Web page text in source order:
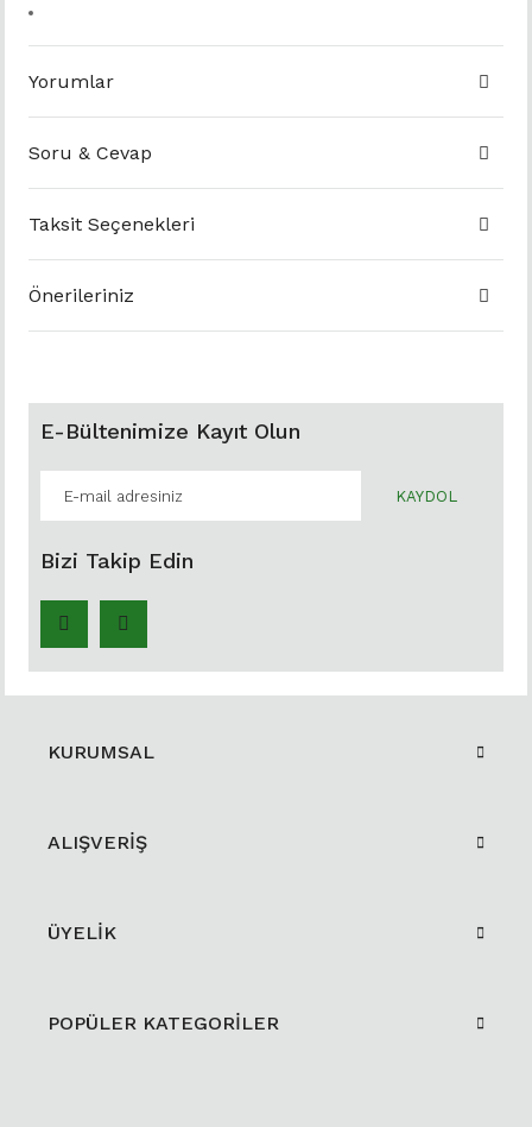
Yorumlar
Soru & Cevap
Taksit Seçenekleri
Önerileriniz
E-Bültenimize Kayıt Olun
KAYDOL
Bizi Takip Edin
KURUMSAL
ALIŞVERİŞ
ÜYELİK
POPÜLER KATEGORİLER